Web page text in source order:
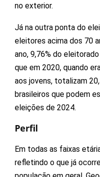
no exterior.
Já na outra ponta do
eleitores acima dos 70
ano, 9,76% do
que em 2020, quando
aos jovens, totalizam
brasileiros que podem
eleições de 2024.
Perfil
Em todas as faixas
refletindo o que já